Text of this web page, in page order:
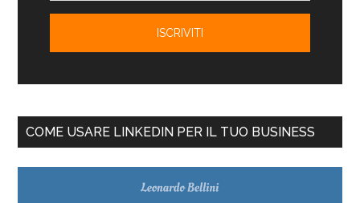
COME USARE LINKEDIN PER IL TUO BUSINESS